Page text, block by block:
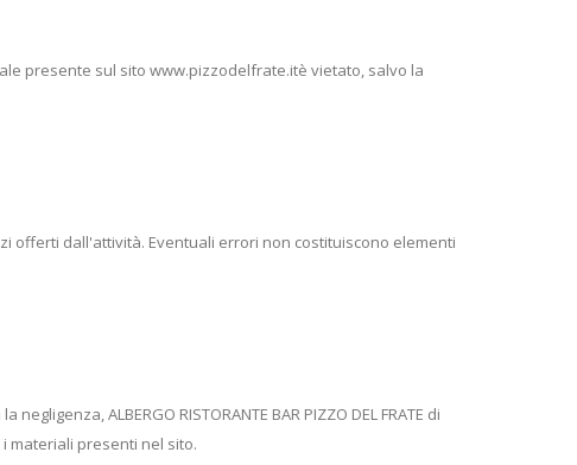
presente sul sito www.pizzodelfrate.itè vietato, salvo la
offerti dall'attività. Eventuali errori non costituiscono elementi
ALBERGO RISTORANTE BAR PIZZO DEL FRATE di
materiali presenti nel sito.